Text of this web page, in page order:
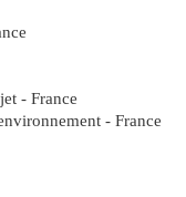
- France
- France